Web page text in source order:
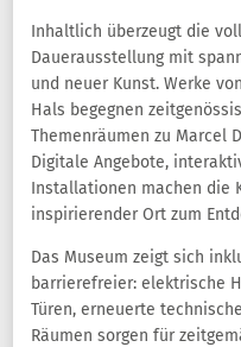
Inhaltlich überzeugt die
Dauerausstellung mit
und neuer Kunst. Werke
Hals begegnen
Themenräumen zu Marcel
Digitale Angebote,
Installationen machen die
inspirierender Ort zum
Das Museum zeigt sich
barrierefreier: elektrische
Türen, erneuerte
Räumen sorgen für